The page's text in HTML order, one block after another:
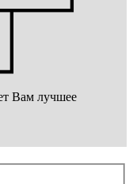
Вам лучшее